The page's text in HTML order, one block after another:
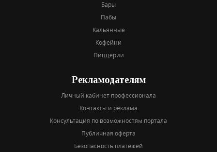
Бары
Пабы
Кальянные
Кофейни
Пиццерии
Рекламодателям
Личный кабинет профессионала
Контакты и реклама
Консультация по возможностям портала
Публичная оферта
Безопасность платежей